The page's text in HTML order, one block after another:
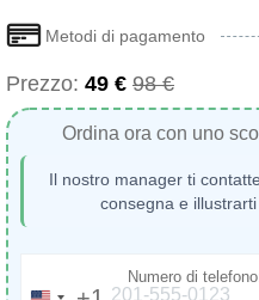
Metodi di pagamento
Prezzo: 49 € 98 €
Ordina ora con uno
Il nostro manager ti
consegna e
Numero di